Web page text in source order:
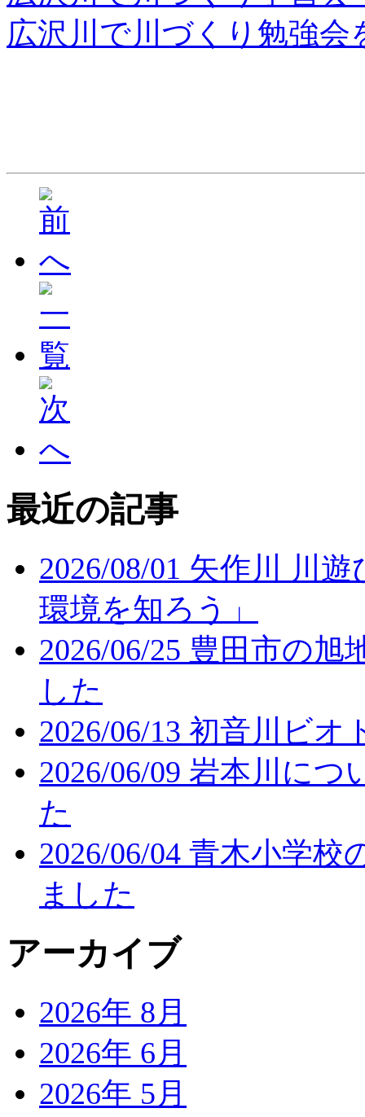
広沢川で川づくり勉強会
最近の記事
2026/08/01 矢作川 川遊
環境を知ろう」
2026/06/25 豊田市の旭
した
2026/06/13 初音川ビオ
2026/06/09 岩本川につ
た
2026/06/04 青木小学校
ました
アーカイブ
2026年 8月
2026年 6月
2026年 5月